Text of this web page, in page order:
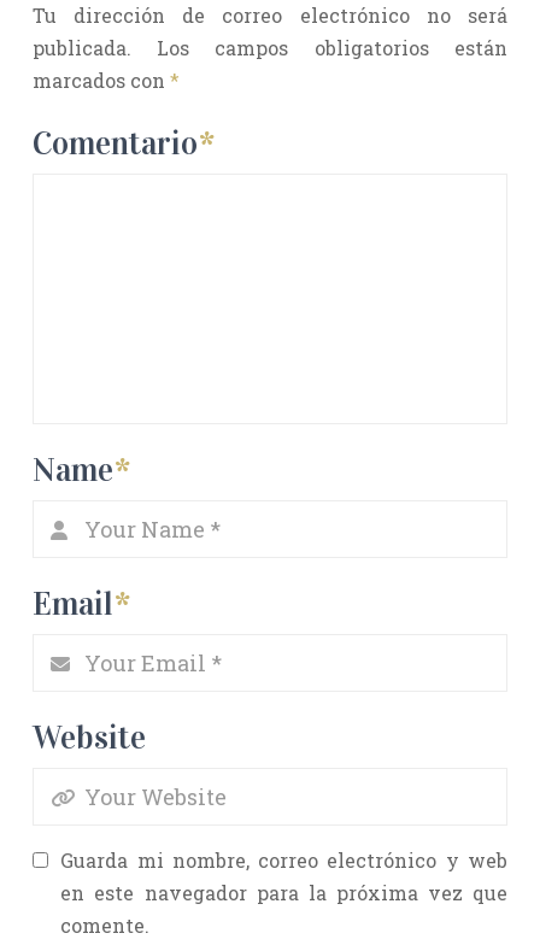
Tu dirección de correo electrónico no será
publicada.
Los campos obligatorios están
marcados con *
Comentario*
Name*
Email*
Website
Guarda mi nombre, correo electrónico y web
en este navegador para la próxima vez que
comente.